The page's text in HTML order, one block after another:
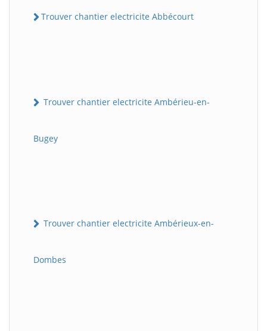
Trouver chantier electricite Abbécourt
Trouver chantier electricite Ambérieu-en-
Bugey
Trouver chantier electricite Ambérieux-en-
Dombes